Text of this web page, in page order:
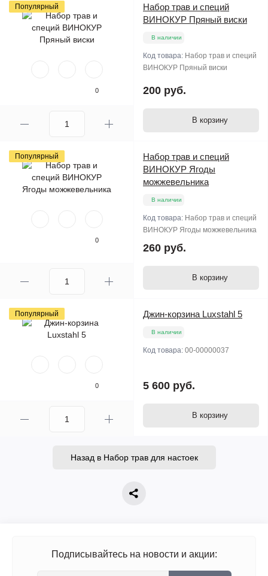
Популярный
0
Набор трав и специй
ВИНОКУР Пряный виски
В наличии
Код товара: Набор трав и специй
ВИНОКУР Пряный виски
200 руб.
В корзину
Популярный
0
Набор трав и специй
ВИНОКУР Ягоды
можжевельника
В наличии
Код товара: Набор трав и специй
ВИНОКУР Ягоды можжевельника
260 руб.
В корзину
Популярный
0
Джин-корзина Luxstahl 5
В наличии
Код товара: 00-00000037
5 600 руб.
В корзину
Назад в Набор трав для настоек
Подписывайтесь на новости и акции: